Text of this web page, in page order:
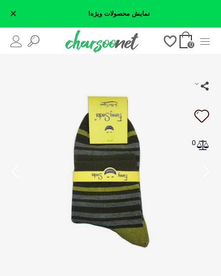
نمایش محصولات ویژه! ×
0
0